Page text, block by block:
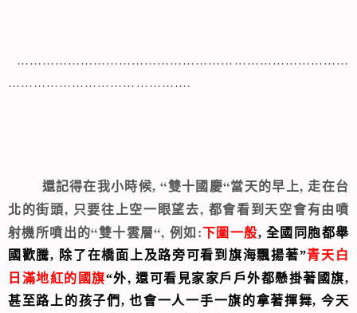
……………………………………………………………………
…………………………………….
還記得在我小時候,“雙十國慶“當天的早上, 走在台
北的街頭, 只要往上空一眼望去, 都會看到天空會有由噴
射機所噴出的“雙十雲層“, 例如 :下圖一般, 全國同胞都舉
國歡騰, 除了在橋面上及路旁可看到旗海飄揚著”青天白
日滿地紅的國旗“外, 還可看見家家戶戶外都懸掛著國旗,
甚至路上的孩子們, 也會一人一手一旗的拿著揮舞, 今天